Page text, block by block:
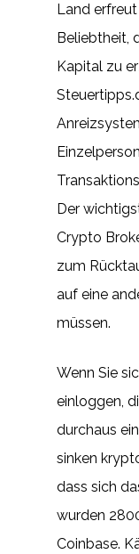
Land
Beliebtheit,
Kapital zu
Der
Crypto
zum
auf eine
müssen.
Wenn Sie
einloggen,
durchaus
sinken
dass sich
wurden
Coinbase.